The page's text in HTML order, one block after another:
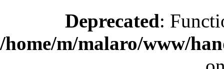
Deprecated:
/home/m/malaro/www/